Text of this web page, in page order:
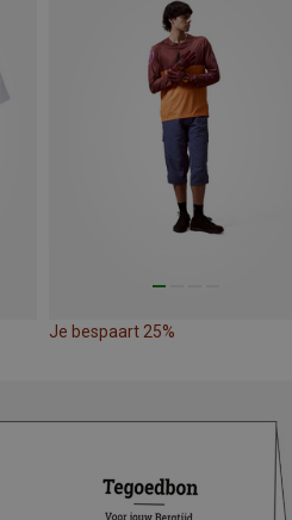
Je bespaart 25%